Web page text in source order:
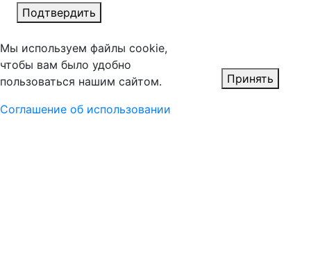
Подтвердить
Мы используем файлы cookie,
чтобы вам было удобно
пользоваться нашим сайтом.
Соглашение об использовании
Принять